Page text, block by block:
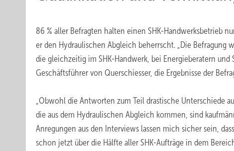
86 % aller Befragten halten einen SHK-Handwerksbetrieb
er den Hydraulischen Abgleich beherrscht. „Die Befragung
die gleichzeitig im SHK-Handwerk, bei Energieberatern
Geschäftsführer von Querschiesser, die Ergebnisse der
„Obwohl die Antworten zum Teil drastische Unterschiede
die aus dem Hydraulischen Abgleich kommen, sind
Anregungen aus den Interviews lassen mich sicher sein,
schon jetzt über die Hälfte aller SHK-Aufträge in dem